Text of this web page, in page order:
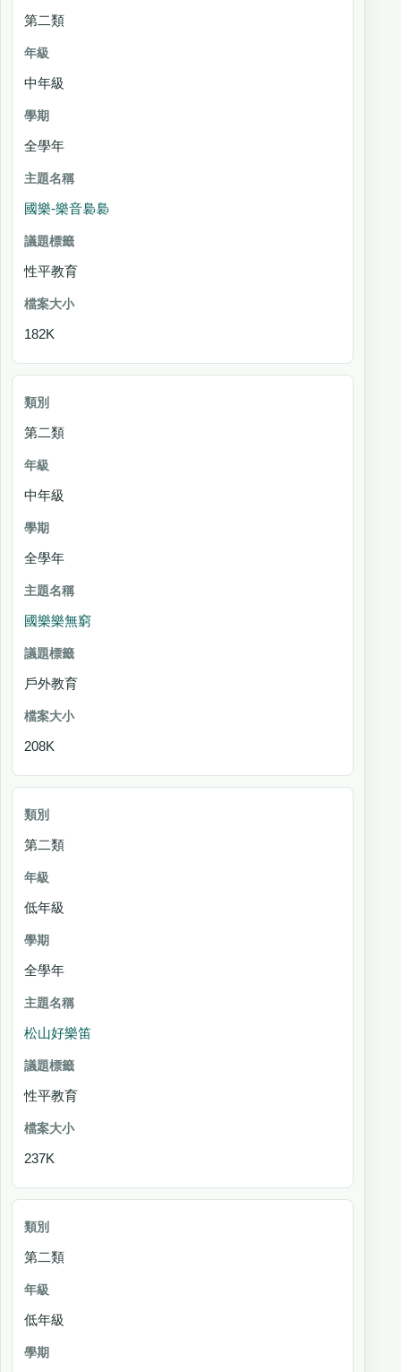
第二類
中年級
全學年
國樂-樂音裊裊
性平教育
182K
第二類
中年級
全學年
國樂樂無窮
戶外教育
208K
第二類
低年級
全學年
松山好樂笛
性平教育
237K
第二類
低年級